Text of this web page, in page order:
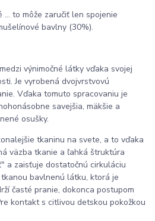
to môže zaručiť len spojenie
bavlny (30%).
výnimočné látky vďaka svojej
Je vyrobená dvojvrstvovú
Vďaka tomuto spracovaniu je
savejšia, mäkšie a
osušky.
tkaninu na svete, a to vďaka
väzba tkanie a ľahká štruktúra
a zaisťuje dostatočnú cirkuláciu
bavlnenú látku, ktorá je
časté pranie, dokonca postupom
kontakt s citlivou detskou pokožkou